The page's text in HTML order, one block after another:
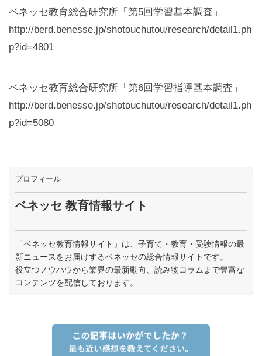
ベネッセ教育総合研究所「第5回学習基本調査」
http://berd.benesse.jp/shotouchutou/research/detail1.ph
p?id=4801
ベネッセ教育総合研究所「第6回学習指導基本調査」
http://berd.benesse.jp/shotouchutou/research/detail1.ph
p?id=5080
プロフィール
ベネッセ 教育情報サイト
「ベネッセ教育情報サイト」は、子育て・教育・受験情報の最
新ニュースをお届けするベネッセの総合情報サイトです。
役立つノウハウから業界の最新動向、読み物コラムまで豊富な
コンテンツを配信しております。